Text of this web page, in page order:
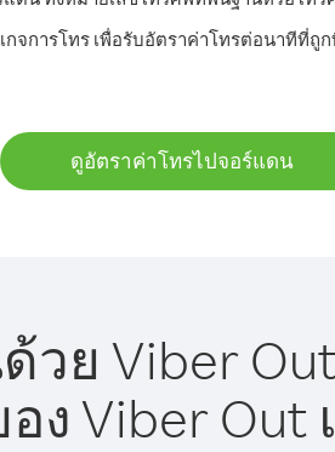
จการโทร เพื่อรับอัตราค่าโทรต่อนาทีที่ถู
ดูอัตราค่าโทรไปจอร์แดน
ย Viber
ง Viber